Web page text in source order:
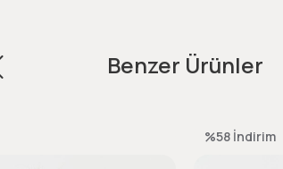
Benzer Ürünler
%58 İndirim